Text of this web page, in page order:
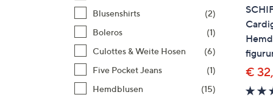
Blusenshirts
(2)
Boleros
(1)
Culottes & Weite Hosen
(6)
Five Pocket Jeans
(1)
Hemdblusen
(15)
€